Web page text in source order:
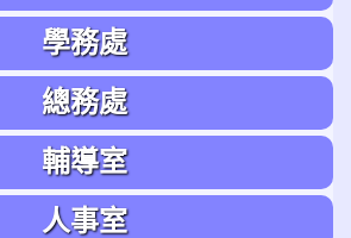
學務處
總務處
輔導室
人事室